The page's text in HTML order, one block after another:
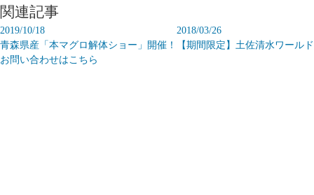
関連記事
2019/10/18
青森県産「本マグロ解体ショー」開催！
2018/03/26
【期間限定】土佐清水ワール
お問い合わせはこちら